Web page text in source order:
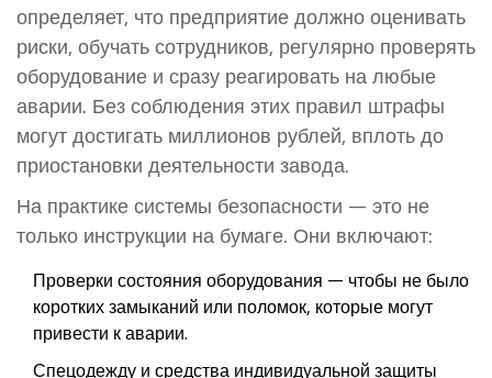
определяет, что предприятие должно оценивать
риски, обучать сотрудников, регулярно проверять
оборудование и сразу реагировать на любые
аварии. Без соблюдения этих правил штрафы
могут достигать миллионов рублей, вплоть до
приостановки деятельности завода.
На практике системы безопасности — это не
только инструкции на бумаге. Они включают:
Проверки состояния оборудования — чтобы не было
коротких замыканий или поломок, которые могут
привести к аварии.
Спецодежду и средства индивидуальной защиты